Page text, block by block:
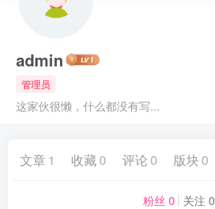
admin
管理员
这家伙很懒，什么都没有写...
文章1 收藏 0 评论 0 版块 0
粉丝 0 关注 0